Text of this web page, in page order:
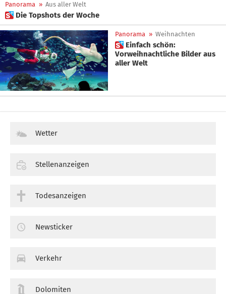
Panorama » Aus aller Welt
 Die Topshots der Woche
Panorama » Weihnachten
 Einfach schön:
Vorweihnachtliche Bilder aus
aller Welt
Wetter
Stellenanzeigen
Todesanzeigen
Newsticker
Verkehr
Dolomiten